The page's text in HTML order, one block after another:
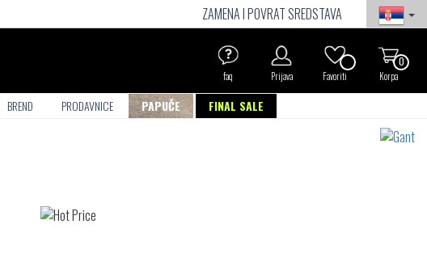
ZAMENA I POVRAT SREDSTAVA
0
Korpa
Favoriti
Prijava
faq
BREND PRODAVNICE PAPUČE FINAL SALE